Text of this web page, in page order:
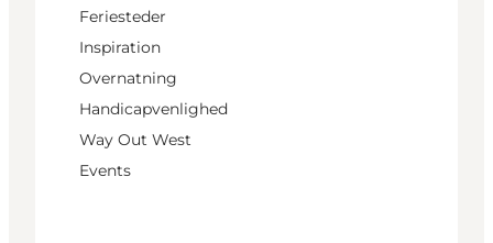
Feriesteder
Inspiration
Overnatning
Handicapvenlighed
Way Out West
Events